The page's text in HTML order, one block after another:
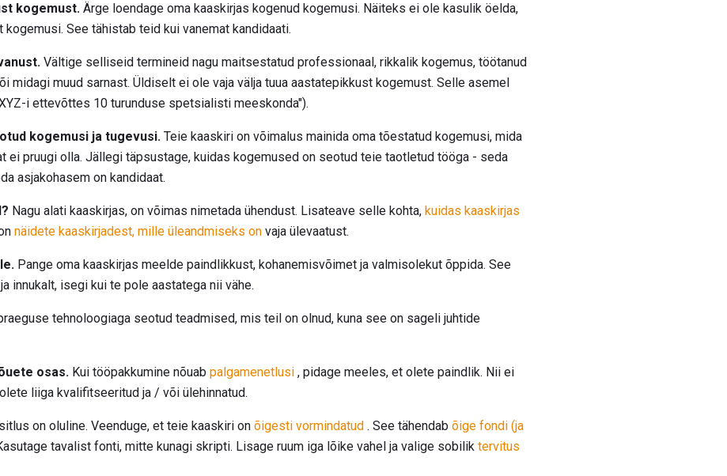
kogemust. Ärge loendage oma kaaskirjas kogenud kogemusi. Näiteks ei ole kasulik öelda,
See tähistab teid kui vanemat kandidaati.
Vältige selliseid termineid nagu maitsestatud professionaal, rikkalik kogemus, töötanud
midagi muud sarnast. Üldiselt ei ole vaja välja tuua aastatepikkust kogemust. Selle asemel
i ettevõttes 10 turunduse spetsialisti meeskonda").
kogemusi ja tugevusi. Teie kaaskiri on võimalus mainida oma tõestatud kogemusi, mida
ei pruugi olla. Jällegi täpsustage, kuidas kogemused on seotud teie taotletud tööga - seda
asjakohasem on kandidaat.
Nagu alati kaaskirjas, on võimas nimetada ühendust. Lisateave selle kohta, kuidas kaaskirjas
näidete kaaskirjadest, mille üleandmiseks on vaja ülevaatust.
Pange oma kaaskirjas meelde paindlikkust, kohanemisvõimet ja valmisolekut õppida. See
innukalt, isegi kui te pole aastatega nii vähe.
tehnoloogiaga seotud teadmised, mis teil on olnud, kuna see on sageli juhtide
osas. Kui tööpakkumine nõuab palgamenetlusi , pidage meeles, et olete paindlik. Nii ei
liiga kvalifitseeritud ja / või ülehinnatud.
on oluline. Veenduge, et teie kaaskiri on õigesti vormindatud . See tähendab õige fondi (ja
tavalist fonti, mitte kunagi skripti. Lisage ruum iga lõike vahel ja valige sobilik tervitus